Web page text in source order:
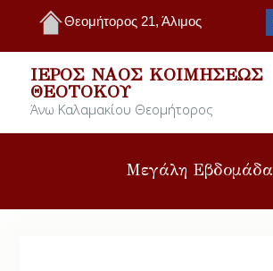
Θεομήτορος 21, Άλιμος
ΙΕΡΌΣ ΝΑΌΣ ΚΟΙΜΉΣΕΩΣ
ΘΕΟΤΌΚΟΥ
Άνω Καλαμακίου Θεομήτορος
Μεγάλη Εβδομάδα